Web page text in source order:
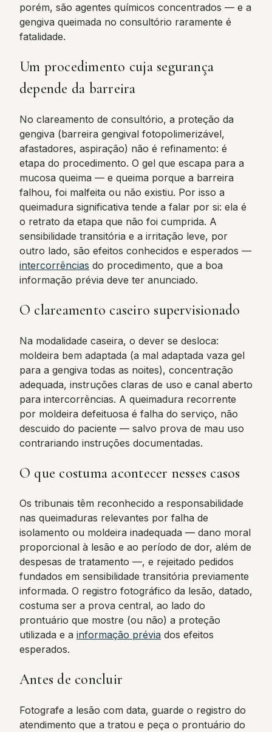
porém, são agentes químicos concentrados — e a
gengiva queimada no consultório raramente é
fatalidade.
Um procedimento cuja segurança
depende da barreira
No clareamento de consultório, a proteção da
gengiva (barreira gengival fotopolimerizável,
afastadores, aspiração) não é refinamento: é
etapa do procedimento. O gel que escapa para a
mucosa queima — e queima porque a barreira
falhou, foi malfeita ou não existiu. Por isso a
queimadura significativa tende a falar por si: ela é
o retrato da etapa que não foi cumprida. A
sensibilidade transitória e a irritação leve, por
outro lado, são efeitos conhecidos e esperados —
intercorrências do procedimento, que a boa
informação prévia deve ter anunciado.
O clareamento caseiro supervisionado
Na modalidade caseira, o dever se desloca:
moldeira bem adaptada (a mal adaptada vaza gel
para a gengiva todas as noites), concentração
adequada, instruções claras de uso e canal aberto
para intercorrências. A queimadura recorrente
por moldeira defeituosa é falha do serviço, não
descuido do paciente — salvo prova de mau uso
contrariando instruções documentadas.
O que costuma acontecer nesses casos
Os tribunais têm reconhecido a responsabilidade
nas queimaduras relevantes por falha de
isolamento ou moldeira inadequada — dano moral
proporcional à lesão e ao período de dor, além de
despesas de tratamento —, e rejeitado pedidos
fundados em sensibilidade transitória previamente
informada. O registro fotográfico da lesão, datado,
costuma ser a prova central, ao lado do
prontuário que mostre (ou não) a proteção
utilizada e a informação prévia dos efeitos
esperados.
Antes de concluir
Fotografe a lesão com data, guarde o registro do
atendimento que a tratou e peça o prontuário do